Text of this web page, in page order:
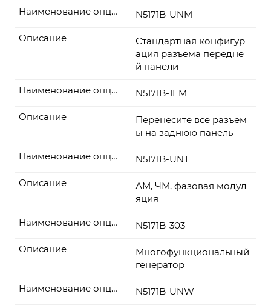
N5171B-UNM
Наименование опции
Стандартная конфигур
ация разъема передне
й панели
Описание
N5171B-1EM
Наименование опции
Перенесите все разъем
ы на заднюю панель
Описание
N5171B-UNT
Наименование опции
АМ, ЧМ, фазовая модул
яция
Описание
N5171B-303
Наименование опции
Многофункциональный
генератор
Описание
N5171B-UNW
Наименование опции